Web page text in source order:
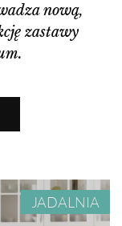
nową,
zastawy
JADALNIA